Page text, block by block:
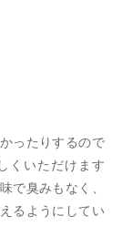
ったりするので
くいただけます
で臭みもなく、
るようにしてい